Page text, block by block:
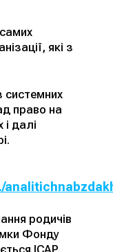
які з
системних
право на
далі
родичів
Фонду
ІСАР